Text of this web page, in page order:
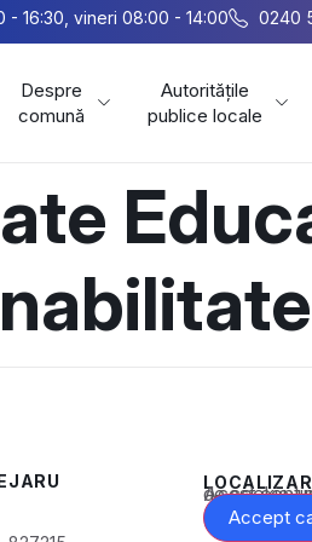
- 16:30, vineri 08:00 - 14:00 0240
Despre
comună
Autoritățile
publice locale
Acest conținut este blocat până când acceptați categoria corespunzătoare
Accept